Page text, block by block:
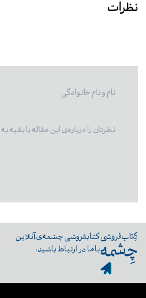
نظرات
کتابفروشی چشمه‌ی آنلاین
با ما در ارتباط باشید: